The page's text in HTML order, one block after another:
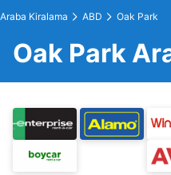
Araba Kiralama ABD Oak Park
Oak Park